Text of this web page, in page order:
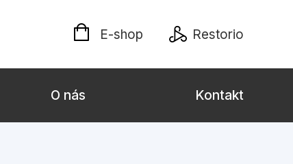
E-shop Restorio
O nás Kontakt